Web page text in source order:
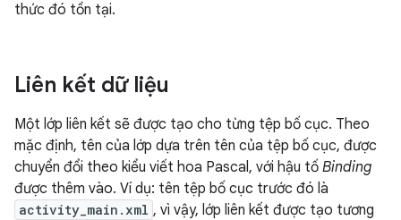
thức đó tồn tại.
Liên kết dữ liệu
Một lớp liên kết sẽ được tạo cho từng tệp bố cục. Theo
mặc định, tên của lớp dựa trên tên của tệp bố cục, được
chuyển đổi theo kiểu viết hoa Pascal, với hậu tố Binding
được thêm vào. Ví dụ: tên tệp bố cục trước đó là
activity_main.xml , vì vậy, lớp liên kết được tạo tương